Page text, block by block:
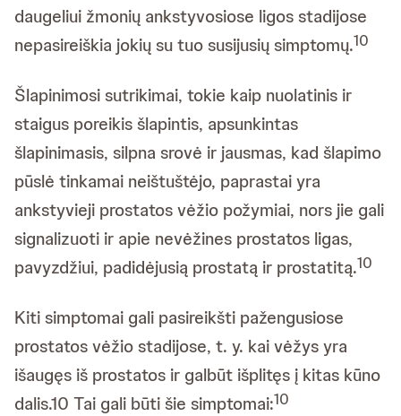
daugeliui žmonių ankstyvosiose ligos stadijose
nepasireiškia jokių su tuo susijusių simptomų.10
Šlapinimosi sutrikimai, tokie kaip nuolatinis ir
staigus poreikis šlapintis, apsunkintas
šlapinimasis, silpna srovė ir jausmas, kad šlapimo
pūslė tinkamai neištuštėjo, paprastai yra
ankstyvieji prostatos vėžio požymiai, nors jie gali
signalizuoti ir apie nevėžines prostatos ligas,
pavyzdžiui, padidėjusią prostatą ir prostatitą.10
Kiti simptomai gali pasireikšti pažengusiose
prostatos vėžio stadijose, t. y. kai vėžys yra
išaugęs iš prostatos ir galbūt išplitęs į kitas kūno
dalis.10 Tai gali būti šie simptomai:10